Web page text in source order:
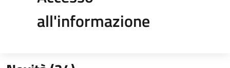
all'informazione